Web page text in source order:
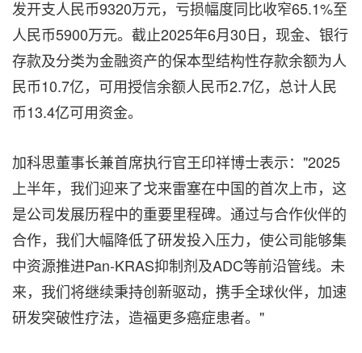
发开支人民币9320万元，亏损幅度同比收窄65.1%至
人民币5900万元。截止2025年6月30日，现金、银行
存款及分类为金融资产的保本型结构性存款余额为人
民币10.7亿，可用授信余额人民币2.7亿，总计人民
币13.4亿可用资金。
加科思董事长兼首席执行官王印祥博士表示： "2025
上半年，我们迎来了戈来雷塞在中国的首次上市，这
是公司发展历程中的重要里程碑。通过与合作伙伴的
合作，我们大幅降低了研发投入压力，使公司能够集
中资源推进Pan-KRAS抑制剂及ADC等前沿管线。未
来，我们将继续秉持创新驱动，携手全球伙伴，加速
研发突破性疗法，造福更多癌症患者。"